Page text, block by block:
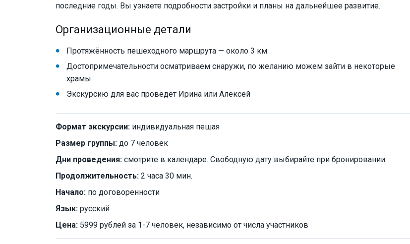
последние годы. Вы узнаете подробности застройки и планы на дальнейшее развитие.
Организационные детали
Протяжённость пешеходного маршрута — около 3 км
Достопримечательности осматриваем снаружи, по желанию можем зайти в некоторые
храмы
Экскурсию для вас проведёт Ирина или Алексей
Формат экскурсии: индивидуальная пешая
Размер группы: до 7 человек
Дни проведения: смотрите в календаре. Свободную дату выбирайте при бронировании.
Продолжительность: 2 часа 30 мин.
Начало: по договоренности
Язык: русский
Цена: 5999 рублей за 1-7 человек, независимо от числа участников